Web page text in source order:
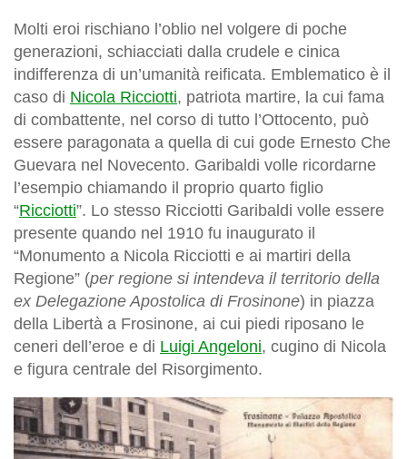
Molti eroi rischiano l’oblio nel volgere di poche
generazioni, schiacciati dalla crudele e cinica
indifferenza di un’umanità reificata. Emblematico è il
caso di Nicola Ricciotti, patriota martire, la cui fama
di combattente, nel corso di tutto l’Ottocento, può
essere paragonata a quella di cui gode Ernesto Che
Guevara nel Novecento. Garibaldi volle ricordarne
l’esempio chiamando il proprio quarto figlio
“Ricciotti”. Lo stesso Ricciotti Garibaldi volle essere
presente quando nel 1910 fu inaugurato il
“Monumento a Nicola Ricciotti e ai martiri della
Regione” (per regione si intendeva il territorio della
ex Delegazione Apostolica di Frosinone) in piazza
della Libertà a Frosinone, ai cui piedi riposano le
ceneri dell’eroe e di Luigi Angeloni, cugino di Nicola
e figura centrale del Risorgimento.